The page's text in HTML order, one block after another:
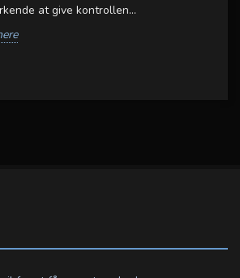
at give kontrollen...